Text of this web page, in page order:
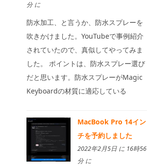
分 に
防水加工、と言うか、防水スプレーを
吹きかけました。YouTubeで事例紹介
されていたので、真似してやってみま
した。 ポイントは、防水スプレー選び
だと思います。防水スプレーがMagic
Keyboardの材質に適応している
MacBook Pro 14イン
チを予約しました
2022年2月5日 に 16時56
分 に